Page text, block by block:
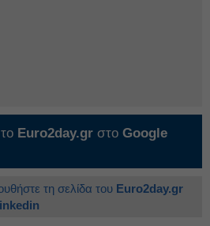
Euro2day.gr στο Google
τη σελίδα του Euro2day.gr